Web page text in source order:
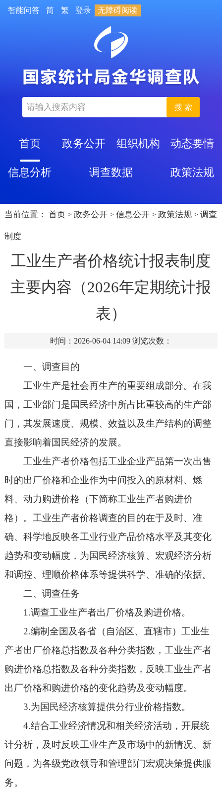
智能问答 简 繁 登录 无障碍阅读
搜 索
首页 政务公开 组织机构 动态要情
信息分析 调查数据 政策法规
当前位置： 首页 > 政务公开 > 信息公开 > 政策法规 > 调查
制度
工业生产者价格统计报表制度
主要内容（2026年定期统计报
表）
时间：2026-06-04 14:09 浏览次数：
一、调查目的
工业生产是社会再生产的重要组成部分。在我
国，工业部门是国民经济中所占比重较高的生产部
门，其发展速度、规模、效益以及生产结构的调整
直接影响着国民经济的发展。
工业生产者价格包括工业企业产品第一次出售
时的出厂价格和企业作为中间投入的原材料、燃
料、动力购进价格（下简称工业生产者购进价
格）。工业生产者价格调查的目的在于及时、准
确、科学地反映各工业行业产品价格水平及其变化
趋势和变动幅度，为国民经济核算、宏观经济分析
和调控、理顺价格体系等提供科学、准确的依据。
二、调查任务
1.调查工业生产者出厂价格及购进价格。
2.编制全国及各省（自治区、直辖市）工业生
产者出厂价格总指数及各种分类指数，工业生产者
购进价格总指数及各种分类指数，反映工业生产者
出厂价格和购进价格的变化趋势及变动幅度。
3.为国民经济核算提供分行业价格指数。
4.结合工业经济情况和相关经济活动，开展统
计分析，及时反映工业生产及市场中的新情况、新
问题，为各级党政领导和管理部门宏观决策提供服
务。